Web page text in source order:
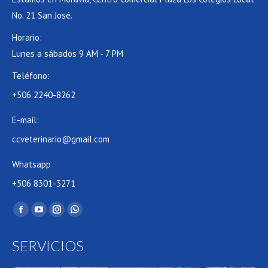
No. 21 San José.
Horario:
Lunes a sábados 9 AM - 7 PM
Teléfono:
+506 2240-8262
E-mail:
ccveterinario@gmail.com
Whatsapp
+506 8301-3271
Find us on:
Facebook
opens
YouTube
opens
Instagram
opens
Whatsapp
opens
SERVICIOS